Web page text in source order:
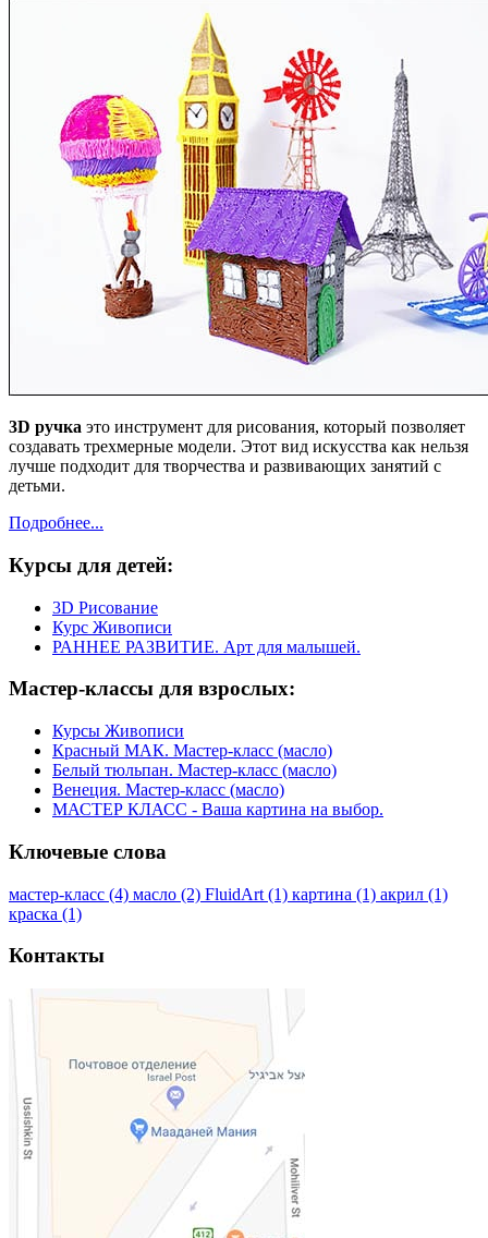
3D ручка это инструмент для рисования, который позволяет
создавать трехмерные модели. Этот вид искусства как нельзя
лучше подходит для творчества и развивающих занятий с
детьми.
Подробнее...
Курсы для детей:
3D Рисование
Курс Живописи
РАННЕЕ РАЗВИТИЕ. Арт для малышей.
Мастер-классы для взрослых:
Курсы Живописи
Красный МАК. Мастер-класс (масло)
Белый тюльпан. Мастер-класс (масло)
Венеция. Мастер-класс (масло)
МАСТЕР КЛАСС - Ваша картина на выбор.
Ключевые слова
мастер-класс (4) масло (2) FluidArt (1) картина (1) акрил (1)
краска (1)
Контакты